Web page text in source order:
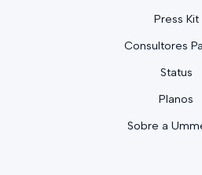
Press Kit
Consultores
Status
Planos
Sobre a